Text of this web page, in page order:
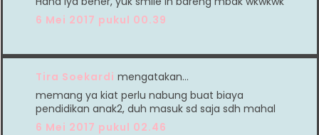
6 Mei 2017 pukul 00.39
Tira Soekardi mengatakan…
memang ya kiat perlu nabung buat biaya
pendidikan anak2, duh masuk sd saja sdh mahal
6 Mei 2017 pukul 02.46